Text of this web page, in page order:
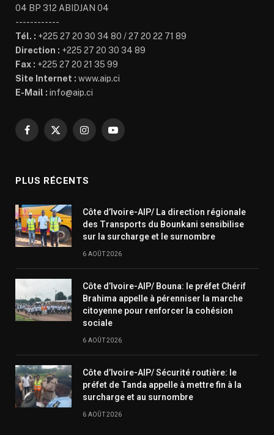
04 BP 312 ABIDJAN 04
------------
Tél. : +225 27 20 30 34 80 / 27 20 22 71 89
Direction : +225 27 20 30 34 89
Fax : +225 27 20 21 35 99
Site Internet : www.aip.ci
E-Mail : info@aip.ci
Facebook
X
InstagramYouTube
PLUS RÉCENTS
Côte d’Ivoire-AIP/ La direction régionale
des Transports du Bounkani sensibilise
sur la surcharge et le surnombre
6 AOÛT 2026
Côte d’Ivoire-AIP/ Bouna: le préfet Chérif
Brahima appelle à pérenniser la marche
citoyenne pour renforcer la cohésion
sociale
6 AOÛT 2026
Côte d’Ivoire-AIP/ Sécurité routière: le
préfet de Tanda appelle à mettre fin à la
surcharge et au surnombre
6 AOÛT 2026